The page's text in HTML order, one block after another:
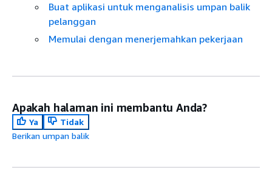
Buat aplikasi untuk menganalisis umpan balik
pelanggan
Memulai dengan menerjemahkan pekerjaan
Apakah halaman ini membantu Anda?
Ya
Tidak
Berikan umpan balik